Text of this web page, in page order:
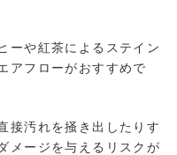
ーや紅茶によるステイン
アフローがおすすめで
接汚れを掻き出したりす
メージを与えるリスクが